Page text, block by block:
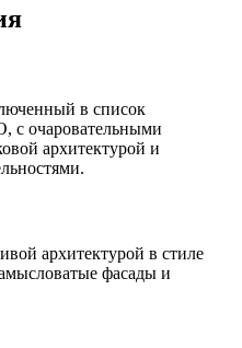
в список
очаровательными
архитектурой и
архитектурой в стиле
фасады и